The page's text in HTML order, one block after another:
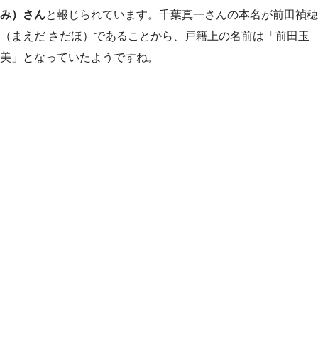
み）さんと報じられています。千葉真一さんの本名が前田禎穂
（まえだ さだほ）であることから、戸籍上の名前は「前田玉
美」となっていたようですね。